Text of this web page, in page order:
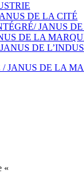
DE LA CITÉ
JANUS
DE LA
DE
/ JANUS DE LA
«